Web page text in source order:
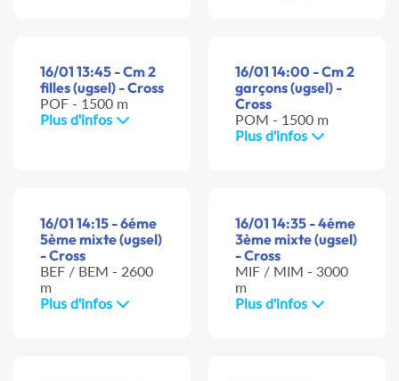
16/01 13:45 - Cm 2
filles (ugsel) - Cross
POF - 1500 m
Plus d'infos
16/01 14:00 - Cm 2
garçons (ugsel) -
Cross
POM - 1500 m
Plus d'infos
16/01 14:15 - 6éme
5ème mixte (ugsel)
- Cross
BEF / BEM - 2600
m
Plus d'infos
16/01 14:35 - 4éme
3ème mixte (ugsel)
- Cross
MIF / MIM - 3000
m
Plus d'infos